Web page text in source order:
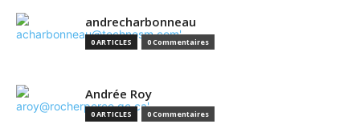
andrecharbonneau
0 ARTICLES 0 Commentaires
Andrée Roy
0 ARTICLES 0 Commentaires